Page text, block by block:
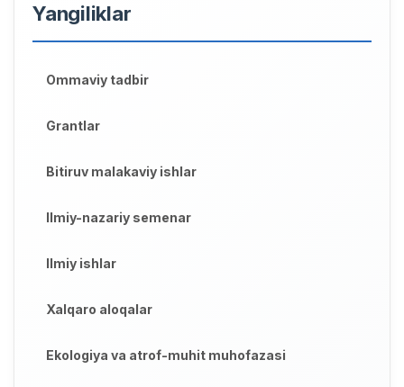
Yangiliklar
Ommaviy tadbir
Grantlar
Bitiruv malakaviy ishlar
Ilmiy-nazariy semenar
Ilmiy ishlar
Xalqaro aloqalar
Ekologiya va atrof-muhit muhofazasi